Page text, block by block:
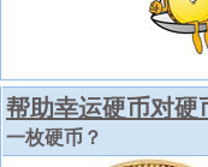
帮助幸运硬币对硬
一枚硬币？